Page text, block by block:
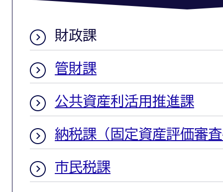
財政課
管財課
公共資産利活用推進課
納税課（固定資産評価審
市民税課